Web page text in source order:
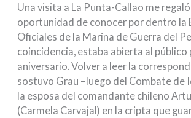
Una visita a La Punta-Callao me
oportunidad de conocer por dentro la
Oficiales de la Marina de Guerra del
coincidencia, estaba abierta al público
aniversario. Volver a leer la
sostuvo Grau –luego del Combate de
la esposa del comandante chileno
(Carmela Carvajal) en la cripta que